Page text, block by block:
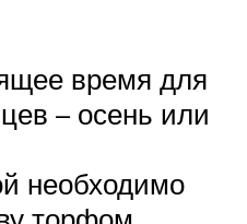
время для
– осень или
необходимо